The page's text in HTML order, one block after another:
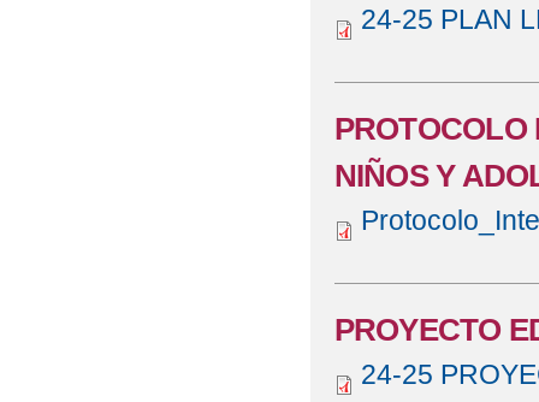
24-25 PLAN
PROTOCOLO
NIÑOS Y
PROYECTO
24-25